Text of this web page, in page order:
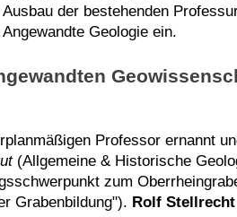
der bestehenden
Geologie ein.
Professor ernannt
(Allgemeine & Historische
zum
Grabenbildung"). Rolf Stellrecht